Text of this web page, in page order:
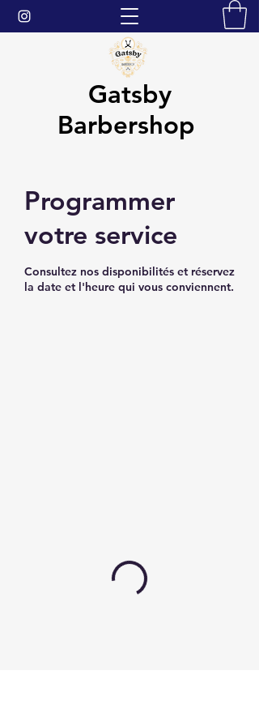
Gatsby
Barbershop
Programmer
votre service
Consultez nos disponibilités et réservez
la date et l'heure qui vous conviennent.